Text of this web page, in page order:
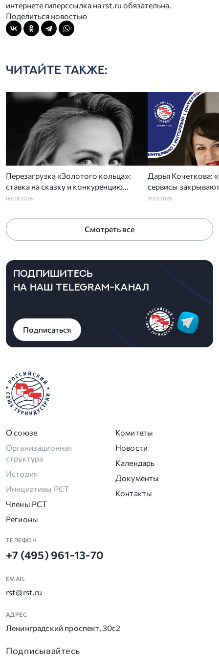
интернете гиперссылка на rst.ru обязательна.
Поделиться новостью
ЧИТАЙТЕ ТАКЖЕ:
Перезагрузка «Золотого кольца»:
ставка на сказку и конкуренцию
регионов
06.08.2026
Дарья Кочеткова:
сервисы
задач отельеров»
31.07.2026
Смотреть все
ПОДПИШИТЕСЬ
НА НАШ TELEGRAM-КАНАЛ
Подписаться
О союзе
Организационная
структура
История
Инициативы РСТ
Члены РСТ
Регионы
Комитеты
Новости
Календарь
Документы
Контакты
ТЕЛЕФОН
+7 (495) 961-13-70
EMAIL
rst@rst.ru
АДРЕС
Ленинградский проспект, 30с2
Подписывайтесь